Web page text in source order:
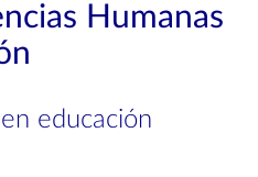
Humanas
educación